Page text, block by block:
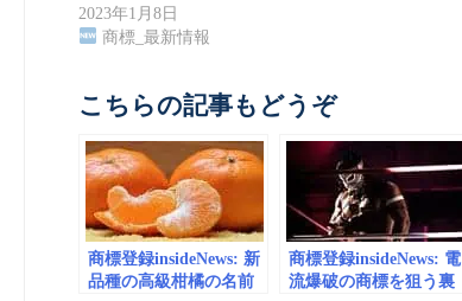
2023年1月8日
商標_最新情報
こちらの記事もどうぞ
商標登録insideNews: 新
品種の高級柑橘の名前
商標登録insideNews: 電
流爆破の商標を狙う裏